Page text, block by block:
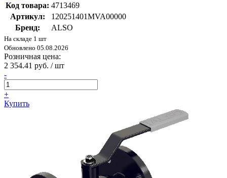
Код товара: 4713469
Артикул:
120251401MVA00000
Бренд:
ALSO
На складе 1 шт
Обновлено 05.08.2026
Розничная цена:
2 354.41 руб. / шт
-
+
Купить